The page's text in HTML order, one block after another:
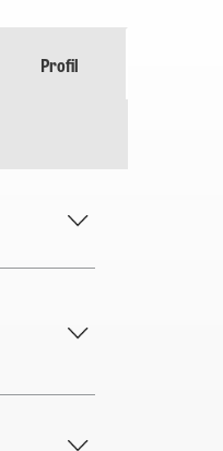
Profil